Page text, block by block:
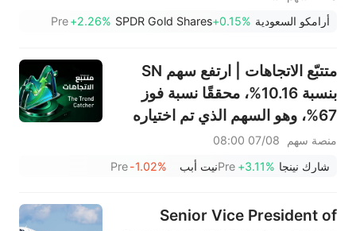
أرامكو السعودية +0.15%
SPDR Gold Shares
+2.26%
Pre
متتبّع الاتجاهات | ارتفع سهم SN
بنسبة 10.16%، محققًا نسبة فوز
67%، وهو السهم الذي تم اختياره
الأسبوع الماضي؛ يشهد قطاع
الأجهزة المنزلية انتعاشًا ملحوظًا - لا
منصة سهم
07/08 08:00
شارك نينجا +3.11%
Preنيت أبب -1.02%
Pre
Senior Vice President of